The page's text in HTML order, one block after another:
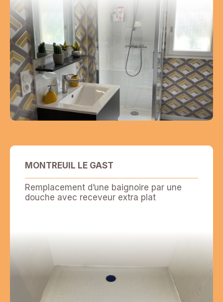
MONTREUIL LE GAST
Remplacement d’une baignoire par une
douche avec receveur extra plat